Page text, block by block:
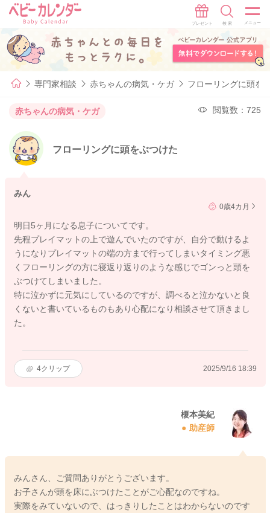
専門家相談 赤ちゃんの病気・ケガ フローリングに頭を
赤ちゃんの病気・ケガ 閲覧数：725
フローリングに頭をぶつけた
みん
0歳4カ月
明日5ヶ月になる息子についてです。
先程プレイマットの上で遊んでいたのですが、自分で動けるよ
うになりプレイマットの端の方まで行ってしまいタイミング悪
くフローリングの方に寝返り返りのような感じでゴンっと頭を
ぶつけてしまいました。
特に泣かずに元気にしているのですが、調べると泣かないと良
くないと書いているものもあり心配になり相談させて頂きまし
た。
4クリップ 2025/9/16 18:39
榎本美紀
助産師
みんさん、ご質問ありがとうございます。
お子さんが頭を床にぶつけたことがご心配なのですね。
実際をみていないので、はっきりしたことはわからないのです